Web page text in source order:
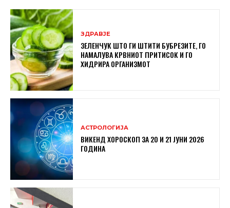
ЗДРАВЈЕ
ЗЕЛЕНЧУК ШТО ГИ ШТИТИ БУБРЕЗИТЕ, ГО
НАМАЛУВА КРВНИОТ ПРИТИСОК И ГО
ХИДРИРА ОРГАНИЗМОТ
АСТРОЛОГИЈА
ВИКЕНД ХОРОСКОП ЗА 20 И 21 ЈУНИ 2026
ГОДИНА